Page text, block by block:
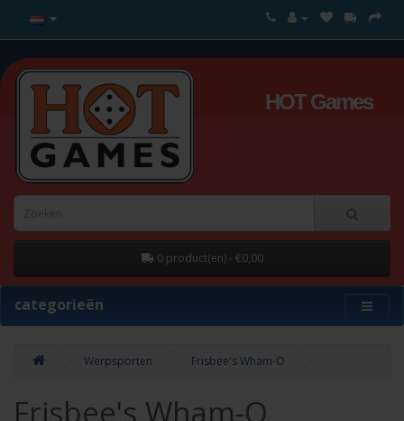
HOT Games
0 product(en) - €0,00
categorieën
Werpsporten Frisbee's Wham-O
Frisbee's Wham-O